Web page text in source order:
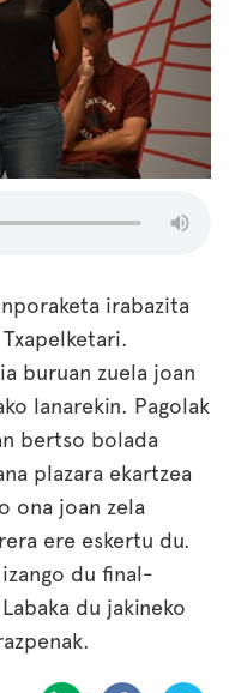
irabazita
buruan zuela joan
lanarekin. Pagolak
bertso bolada
plazara ekartzea
ona joan zela
ere eskertu du.
du final-
du jakineko